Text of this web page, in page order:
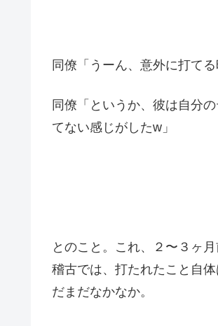
同僚「うーん、意外に打て
同僚「というか、彼は自分
てない感じがしたw」
とのこと。これ、２〜３ヶ
稽古では、打たれたこと自
だまだなかなか。